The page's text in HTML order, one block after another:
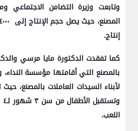
وتابعت وزيرة التضامن
إنتاج.
كما تفقدت الدكتورة مايا مرسي
بالمصنع التي أقامتها مؤسسة
اللعب.